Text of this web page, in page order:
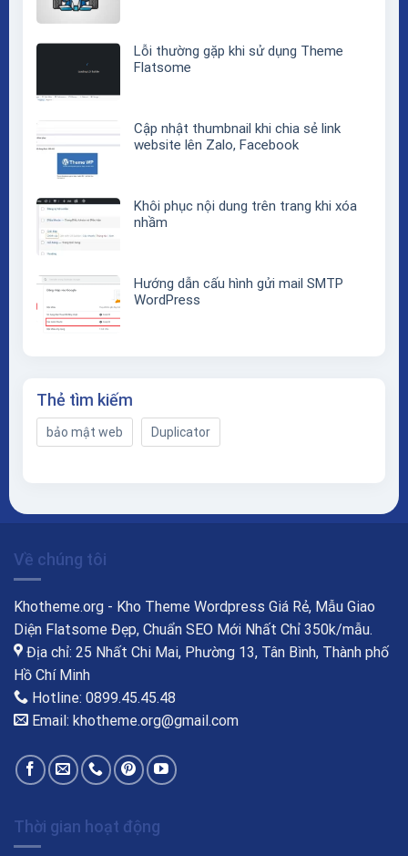
Lỗi thường gặp khi sử dụng Theme
Flatsome
Cập nhật thumbnail khi chia sẻ link
website lên Zalo, Facebook
Khôi phục nội dung trên trang khi xóa
nhầm
Hướng dẫn cấu hình gửi mail SMTP
WordPress
Thẻ tìm kiếm
bảo mật web Duplicator
Về chúng tôi
Khotheme.org - Kho Theme Wordpress Giá Rẻ, Mẫu Giao
Diện Flatsome Đẹp, Chuẩn SEO Mới Nhất Chỉ 350k/mẫu.
Địa chỉ: 25 Nhất Chi Mai, Phường 13, Tân Bình, Thành phố
Hồ Chí Minh
Hotline: 0899.45.45.48
Email: khotheme.org@gmail.com
Thời gian hoạt động